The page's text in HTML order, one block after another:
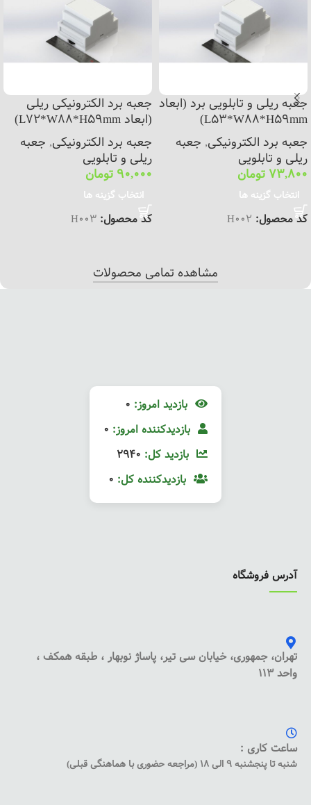
جعبه ریلی و تابلویی برد (ابعاد
L53*W88*H59mm)
جعبه برد الکترونیکی, جعبه
ریلی و تابلویی
73,800 تومان
انتخاب گزینه ها
کد محصول: H002
جعبه برد الکترونیکی ریلی
(ابعاد L72*W88*H59mm)
جعبه برد الکترونیکی, جعبه
ریلی و تابلویی
90,000 تومان
انتخاب گزینه ها
کد محصول: H003
مشاهده تمامی محصولات
بازدید امروز:
بازدیدکننده امروز:
بازدید کل:
بازدیدکننده کل:
آدرس فروشگاه
تهران، جمهوری، خیابان سی تیر، پاساژ نوبهار ، طبقه همکف ،
واحد 113
ساعت کاری :
شنبه تا پنجشنبه 9 الی 18 (مراجعه حضوری با هماهنگی قبلی)